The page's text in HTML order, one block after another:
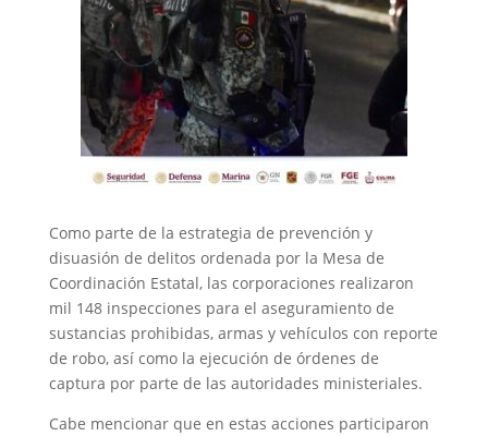
Como parte de la estrategia de prevención y
disuasión de delitos ordenada por la Mesa de
Coordinación Estatal, las corporaciones realizaron
mil 148 inspecciones para el aseguramiento de
sustancias prohibidas, armas y vehículos con reporte
de robo, así como la ejecución de órdenes de
captura por parte de las autoridades ministeriales.
Cabe mencionar que en estas acciones participaron